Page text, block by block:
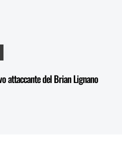
attaccante del Brian Lignano